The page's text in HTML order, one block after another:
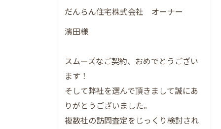
だんらん住宅株式会社 オーナー
濱田様
スムーズなご契約、おめでとうござい
ます！
そして弊社を選んで頂きまして誠にあ
りがとうございました。
複数社の訪問査定をじっくり検討され